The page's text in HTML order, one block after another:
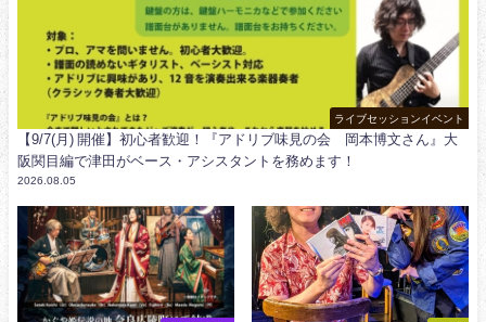
ライブセッションイベント
【9/7(月) 開催】初心者歓迎！『アドリブ味見の会 岡本博文さん』大
阪関目編で津田がベース・アシスタントを務めます！
2026.08.05